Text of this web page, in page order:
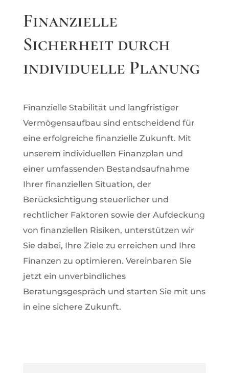
Finanzielle
Sicherheit durch
individuelle Planung
Finanzielle Stabilität und langfristiger
Vermögensaufbau sind entscheidend für
eine erfolgreiche finanzielle Zukunft. Mit
unserem individuellen Finanzplan und
einer umfassenden Bestandsaufnahme
Ihrer finanziellen Situation, der
Berücksichtigung steuerlicher und
rechtlicher Faktoren sowie der Aufdeckung
von finanziellen Risiken, unterstützen wir
Sie dabei, Ihre Ziele zu erreichen und Ihre
Finanzen zu optimieren. Vereinbaren Sie
jetzt ein unverbindliches
Beratungsgespräch und starten Sie mit uns
in eine sichere Zukunft.